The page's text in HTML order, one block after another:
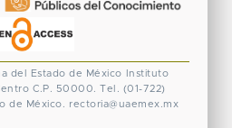
del Estado de México
Instituto
C.P. 50000. Tel. (01-722)
de México. rectoria@uaemex.mx